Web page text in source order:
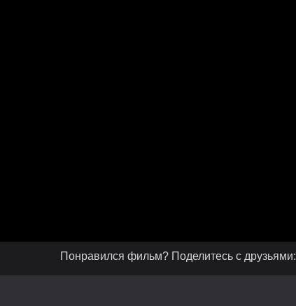
Понравился фильм? Поделитесь с друзьями: